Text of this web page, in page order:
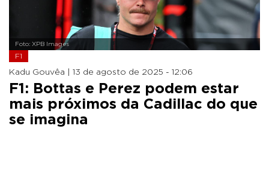
Foto: XPB Images
F1
Kadu Gouvêa | 13 de agosto de 2025 - 12:06
F1: Bottas e Perez podem estar
mais próximos da Cadillac do que
se imagina